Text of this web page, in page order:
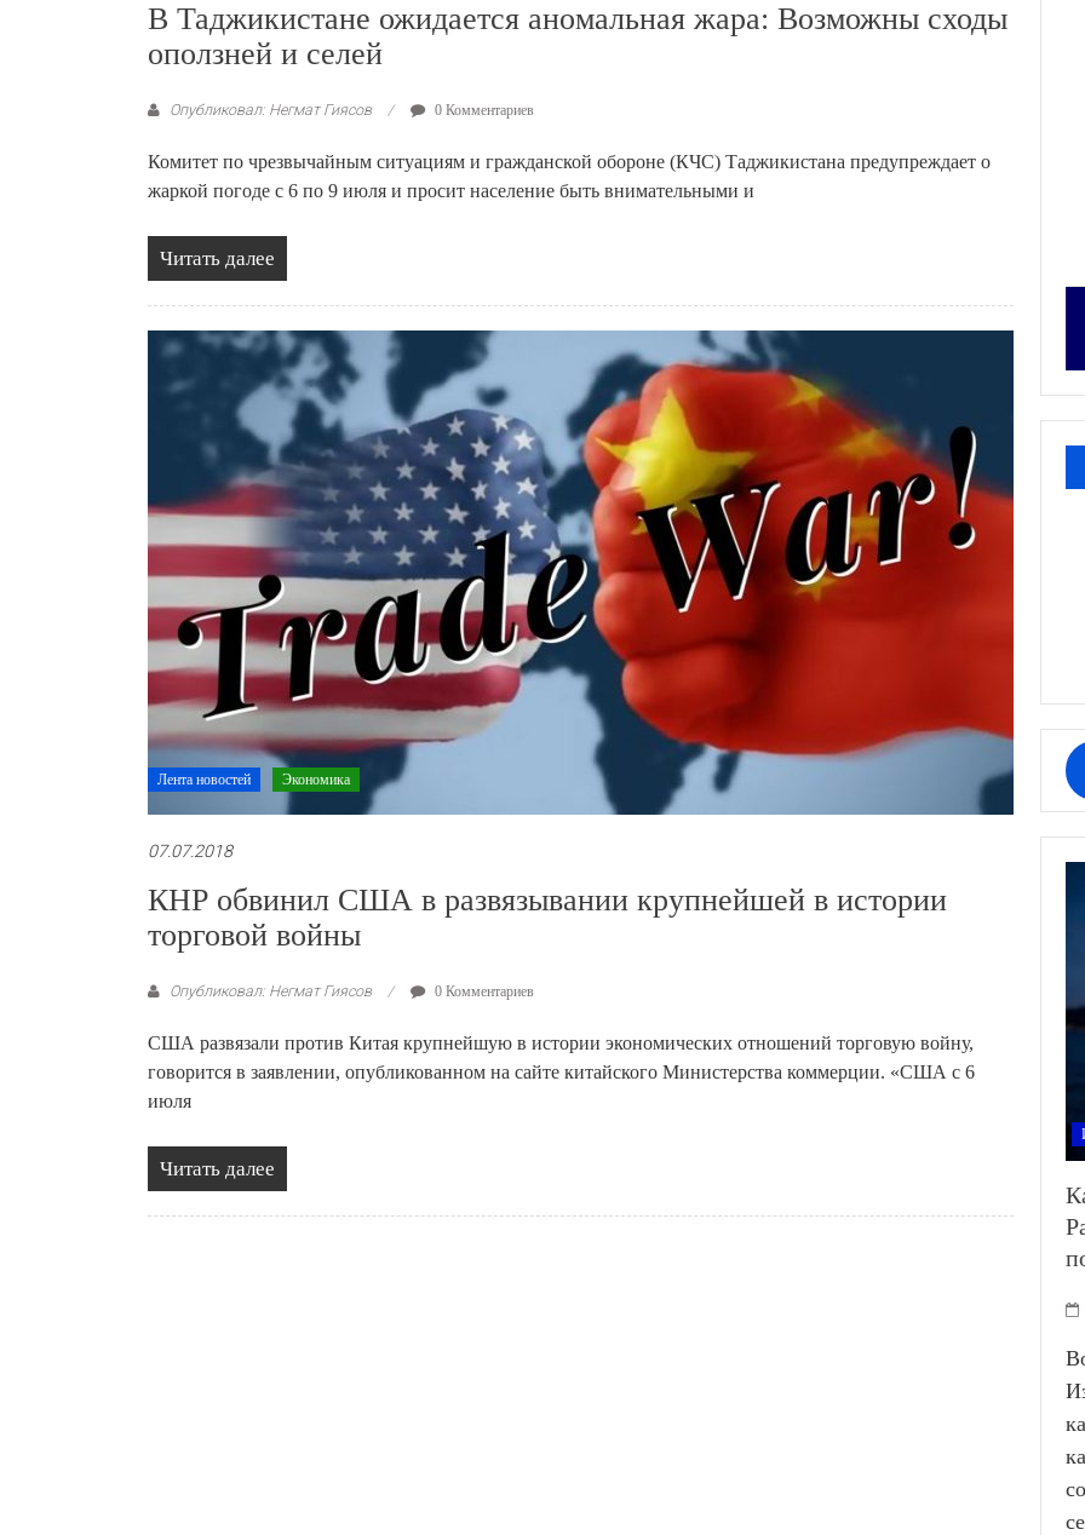
В Таджикистане ожидается аномальная жара: Возможны сходы
оползней и селей
Опубликовал: Негмат Гиясов 0 Комментариев
Комитет по чрезвычайным ситуациям и гражданской обороне (КЧС) Таджикистана предупреждает о
жаркой погоде с 6 по 9 июля и просит население быть внимательными и
Читать далее
Лента новостей Экономика
07.07.2018
КНР обвинил США в развязывании крупнейшей в истории
торговой войны
Опубликовал: Негмат Гиясов 0 Комментариев
США развязали против Китая крупнейшую в истории экономических отношений торговую войну,
говорится в заявлении, опубликованном на сайте китайского Министерства коммерции. «США с 6
июля
Читать далее